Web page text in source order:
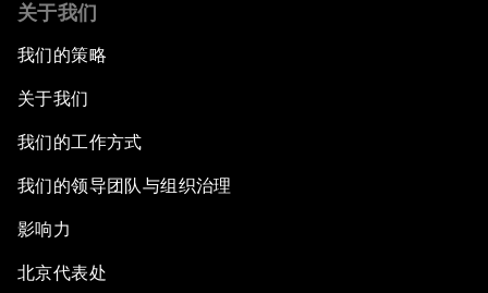
关于我们
我们的策略
关于我们
我们的工作方式
我们的领导团队与组织治理
影响力
北京代表处